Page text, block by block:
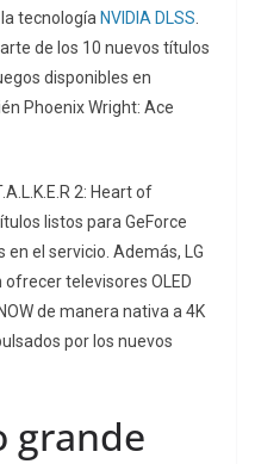
tecnología NVIDIA DLSS
de los 10 nuevos títulos
disponibles en
Phoenix Wright: Ace
2: Heart of
listos para GeForce
en el servicio. Además, LG
televisores OLED
de manera nativa a 4K
por los nuevos
grande